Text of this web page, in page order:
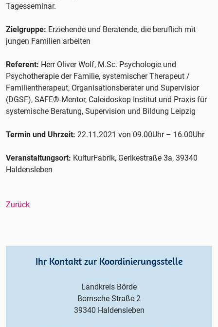
Tagesseminar.
Zielgruppe: Erziehende und Beratende, die beruflich mit
jungen Familien arbeiten
Referent: Herr Oliver Wolf, M.Sc. Psychologie und
Psychotherapie der Familie, systemischer Therapeut /
Familientherapeut, Organisationsberater und Supervisior
(DGSF), SAFE®-Mentor, Caleidoskop Institut und Praxis für
systemische Beratung, Supervision und Bildung Leipzig
Termin und Uhrzeit: 22.11.2021 von 09.00Uhr – 16.00Uhr
Veranstaltungsort: KulturFabrik, Gerikestraße 3a, 39340
Haldensleben
Zurück
Ihr Kontakt zur Koordinierungsstelle
Landkreis Börde
Bornsche Straße 2
39340 Haldensleben